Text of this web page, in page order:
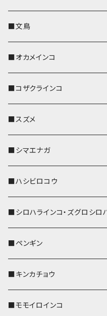
キーカバー
キーホルダー
パスケース
リール付きストラップ
リールのみ
ストラップ付
IDカードホルダー
キーケース
名刺入れ・カードケース
コインケース
メガネケース
ポシェット・バッグ
■文鳥
キーカバー
キーホルダー
パスケース
リール付きストラップ
リールのみ
ストラップ付
キーケース
名刺入れ・カードケース
メガネケース
IDカードホルダー
ポシェット・バッグ
■オカメインコ
キーカバー
キーホルダー
パスケース
IDカードホルダー
リール付きストラップ
リールのみ
ストラップ付
キーケース
名刺入れ・カードケース
ポシェット・バッグ
■コザクラインコ
キーカバー
キーホルダー
パスケース
リール付きストラップ
リールのみ
ストラップ付
メガネケース
コインケース
IDカードホルダー
■スズメ
キーカバー
キーホルダー
パスケース
リール付きストラップ
リールのみ
ストラップ付
IDカードホルダー
メガネケース
■シマエナガ
キーカバー
キーホルダー
パスケース
IDカードホルダー
リール付きストラップ
■ハシビロコウ
キーカバー
キーホルダー
リール付きストラップ
リールのみ
レザートレイ
■シロハラインコ・ズグロシロ
キーカバー
キーホルダー
リール付きストラップ
■ペンギン
キーカバー
キーホルダー
■キンカチョウ
キーカバー
■モモイロインコ